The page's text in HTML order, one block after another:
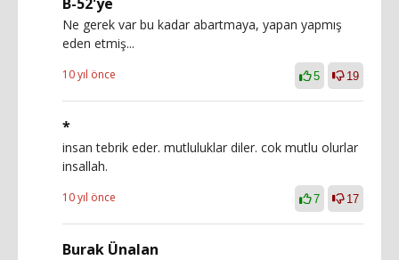
Ne gerek var bu kadar abartmaya, yapan yapmış
eden etmiş...
10 yıl önce 5 19
*
insan tebrik eder. mutluluklar diler. cok mutlu olurlar
insallah.
10 yıl önce 7 17
Burak Ünalan